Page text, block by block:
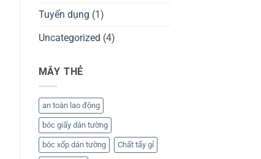
Tuyển dụng (1)
Uncategorized (4)
MÂY THẺ
an toàn lao động
bóc giấy dán tường
bóc xốp dán tường Chất tẩy gỉ